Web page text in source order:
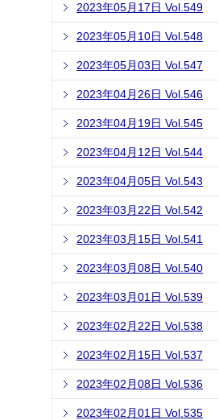
2023年05月17日 Vol.549
2023年05月10日 Vol.548
2023年05月03日 Vol.547
2023年04月26日 Vol.546
2023年04月19日 Vol.545
2023年04月12日 Vol.544
2023年04月05日 Vol.543
2023年03月22日 Vol.542
2023年03月15日 Vol.541
2023年03月08日 Vol.540
2023年03月01日 Vol.539
2023年02月22日 Vol.538
2023年02月15日 Vol.537
2023年02月08日 Vol.536
2023年02月01日 Vol.535